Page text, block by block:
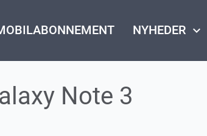
NYHEDER keyboard_arrow_down
Note 3